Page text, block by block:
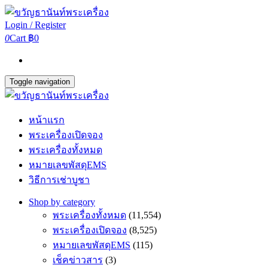
Login / Register
0Cart ฿0
Toggle navigation
หน้าแรก
พระเครื่องเปิดจอง
พระเครื่องทั้งหมด
หมายเลขพัสดุEMS
วิธีการเช่าบูชา
Shop by category
พระเครื่องทั้งหมด (11,554)
พระเครื่องเปิดจอง (8,525)
หมายเลขพัสดุEMS (115)
เช็คข่าวสาร (3)